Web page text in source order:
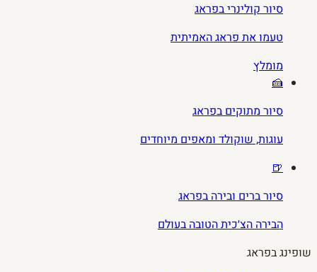
סיור קולינרי בפראג
טעמו את פראג האמיתית
מומלץ
🍰
סיור מתוקים בפראג
עוגות, שוקולד ומאפים מיוחדים
🍺
סיור ברים ובירה בפראג
הבירה הצ׳כית הטובה בעולם
שופינג בפראג